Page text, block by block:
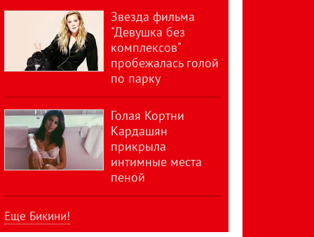
Звезда фильма
"Девушка без
комплексов"
пробежалась голой
по парку
Голая Кортни
Кардашян
прикрыла
интимные места
пеной
Еще Бикини!